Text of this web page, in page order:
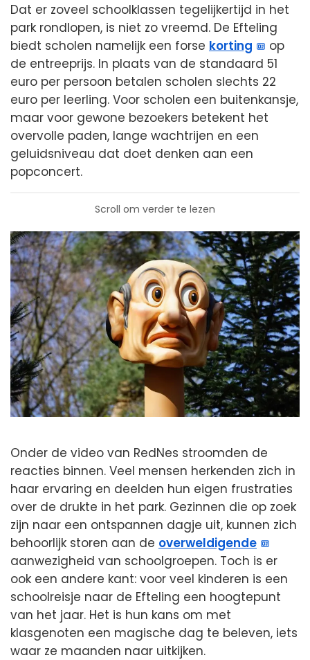
Dat er zoveel schoolklassen tegelijkertijd in het
park rondlopen, is niet zo vreemd. De Efteling
biedt scholen namelijk een forse korting
op
de entreeprijs. In plaats van de standaard 51
euro per persoon betalen scholen slechts 22
euro per leerling. Voor scholen een buitenkansje,
maar voor gewone bezoekers betekent het
overvolle paden, lange wachtrijen en een
geluidsniveau dat doet denken aan een
popconcert.
Scroll om verder te lezen
Onder de video van RedNes stroomden de
reacties binnen. Veel mensen herkenden zich in
haar ervaring en deelden hun eigen frustraties
over de drukte in het park. Gezinnen die op zoek
zijn naar een ontspannen dagje uit, kunnen zich
behoorlijk storen aan de overweldigende
aanwezigheid van schoolgroepen. Toch is er
ook een andere kant: voor veel kinderen is een
schoolreisje naar de Efteling een hoogtepunt
van het jaar. Het is hun kans om met
klasgenoten een magische dag te beleven, iets
waar ze maanden naar uitkijken.